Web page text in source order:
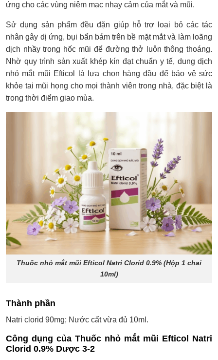
ứng cho các vùng niêm mạc nhạy cảm của mắt và mũi.
Sử dụng sản phẩm đều đặn giúp hỗ trợ loại bỏ các tác
nhân gây dị ứng, bụi bẩn bám trên bề mặt mắt và làm loãng
dịch nhầy trong hốc mũi để đường thở luôn thông thoáng.
Nhờ quy trình sản xuất khép kín đạt chuẩn y tế, dung dịch
nhỏ mắt mũi Efticol là lựa chọn hàng đầu để bảo vệ sức
khỏe tai mũi họng cho mọi thành viên trong nhà, đặc biệt là
trong thời điểm giao mùa.
Thuốc nhỏ mắt mũi Efticol Natri Clorid 0.9% (Hộp 1 chai
10ml)
Thành phần
Natri clorid 90mg; Nước cất vừa đủ 10ml.
Công dụng của Thuốc nhỏ mắt mũi Efticol Natri
Clorid 0.9% Dược 3-2